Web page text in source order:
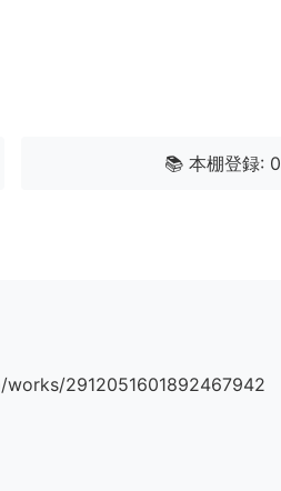
📚 本棚登録: 0
works/2912051601892467942